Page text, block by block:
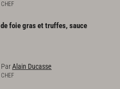
CHEF
defoiegrasettruffes, sauce
ParAlain Ducasse
CHEF